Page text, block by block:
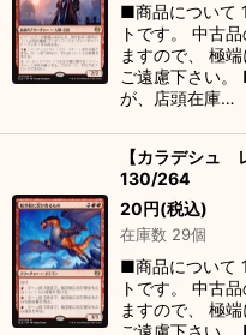
■商品について
トです。 中古
ますので、 極
ご遠慮下さい
が、店頭在庫…
【カラデシュ
130/264
20円(税込)
在庫数 29個
■商品について
トです。 中古
ますので、 極
ご遠慮下さい